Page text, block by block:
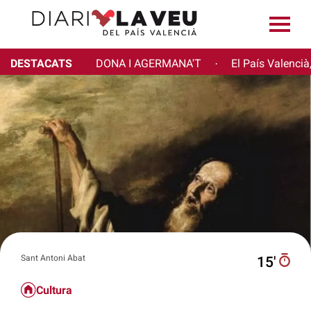
DESTACATS DONA I AGERMANA'T · El País
Sant Antoni Abat 15′
Cultura